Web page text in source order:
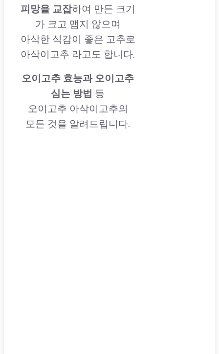
피망을 교잡하여 만든 크기
가 크고 맵지 않으며
아삭한 식감이 좋은 고추로
아삭이고추 라고도 합니다.
오이고추 효능과 오이고추
심는 방법 등
오이고추 아삭이고추의
모든 것을 알려드립니다.